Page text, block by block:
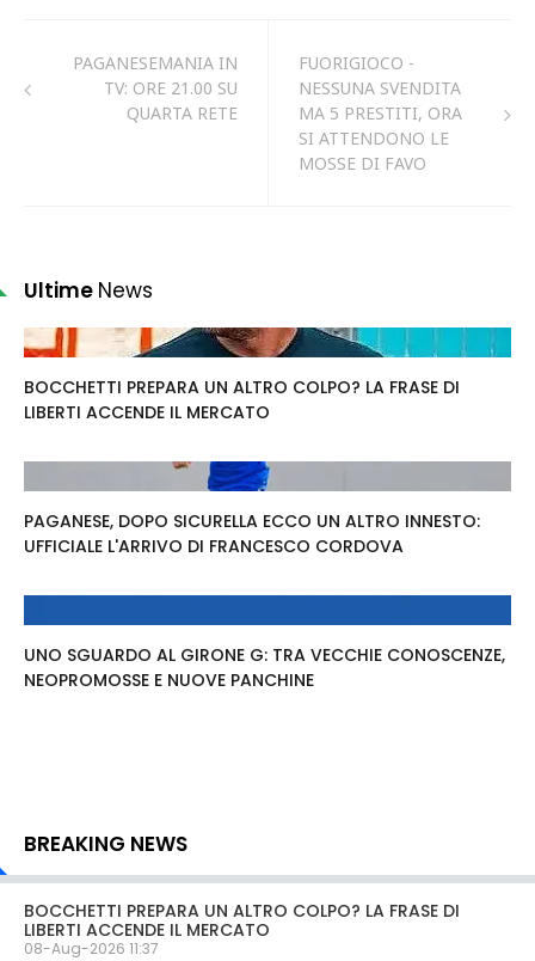
PAGANESEMANIA IN
TV: ORE 21.00 SU
QUARTA RETE
FUORIGIOCO -
NESSUNA SVENDITA
MA 5 PRESTITI, ORA
SI ATTENDONO LE
MOSSE DI FAVO
Ultime News
BOCCHETTI PREPARA UN ALTRO COLPO? LA FRASE DI
LIBERTI ACCENDE IL MERCATO
PAGANESE, DOPO SICURELLA ECCO UN ALTRO INNESTO:
UFFICIALE L'ARRIVO DI FRANCESCO CORDOVA
UNO SGUARDO AL GIRONE G: TRA VECCHIE CONOSCENZE,
NEOPROMOSSE E NUOVE PANCHINE
BREAKING NEWS
BOCCHETTI PREPARA UN ALTRO COLPO? LA FRASE DI
LIBERTI ACCENDE IL MERCATO
08-Aug-2026 11:37